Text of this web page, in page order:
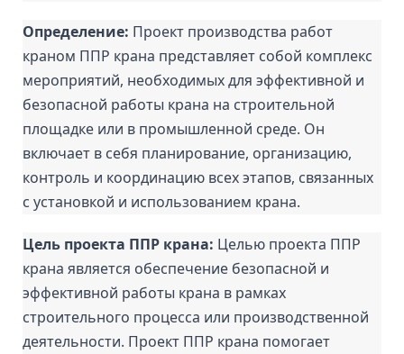
Определение: Проект производства работ
краном ППР крана представляет собой комплекс
мероприятий, необходимых для эффективной и
безопасной работы крана на строительной
площадке или в промышленной среде. Он
включает в себя планирование, организацию,
контроль и координацию всех этапов, связанных
с установкой и использованием крана.
Цель проекта ППР крана: Целью проекта ППР
крана является обеспечение безопасной и
эффективной работы крана в рамках
строительного процесса или производственной
деятельности. Проект ППР крана помогает